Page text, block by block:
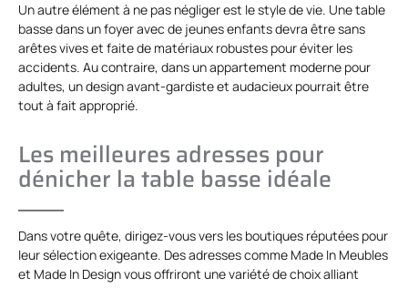
Un autre élément à ne pas négliger est le style de vie. Une table
basse dans un foyer avec de jeunes enfants devra être sans
arêtes vives et faite de matériaux robustes pour éviter les
accidents. Au contraire, dans un appartement moderne pour
adultes, un design avant-gardiste et audacieux pourrait être
tout à fait approprié.
Les meilleures adresses pour
dénicher la table basse idéale
Dans votre quête, dirigez-vous vers les boutiques réputées pour
leur sélection exigeante. Des adresses comme Made In Meubles
et Made In Design vous offriront une variété de choix alliant